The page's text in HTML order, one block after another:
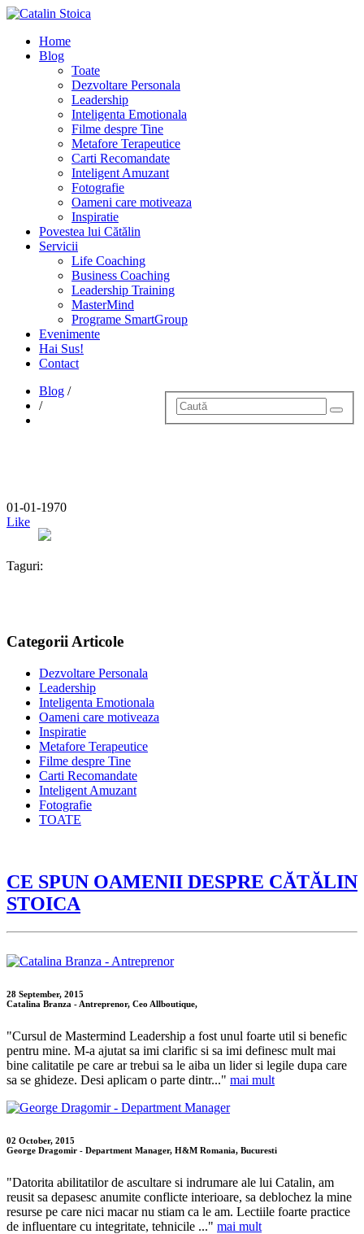
Home
Blog
Toate
Dezvoltare Personala
Leadership
Inteligenta Emotionala
Filme despre Tine
Metafore Terapeutice
Carti Recomandate
Inteligent Amuzant
Fotografie
Oameni care motiveaza
Inspiratie
Povestea lui Cătălin
Servicii
Life Coaching
Business Coaching
Leadership Training
MasterMind
Programe SmartGroup
Evenimente
Hai Sus!
Contact
Blog /
/
01-01-1970
Like
Taguri:
Categorii Articole
Dezvoltare Personala
Leadership
Inteligenta Emotionala
Oameni care motiveaza
Inspiratie
Metafore Terapeutice
Filme despre Tine
Carti Recomandate
Inteligent Amuzant
Fotografie
TOATE
CE SPUN OAMENII DESPRE CĂTĂLIN
STOICA
28 September, 2015
Catalina Branza - Antreprenor, Ceo Allboutique,
"Cursul de Mastermind Leadership a fost unul foarte util si benefic
pentru mine. M-a ajutat sa imi clarific si sa imi definesc mult mai
bine calitatile pe care ar trebui sa le aiba un lider si legile dupa care
sa se ghideze. Desi aplicam o parte dintr..." mai mult
02 October, 2015
George Dragomir - Department Manager, H&M Romania, Bucuresti
"Datorita abilitatilor de ascultare si indrumare ale lui Catalin, am
reusit sa depasesc anumite conflicte interioare, sa deblochez la mine
resurse pe care nici macar nu stiam ca le am. Lectiile foarte practice
de influentare cu integritate, tehnicile ..." mai mult